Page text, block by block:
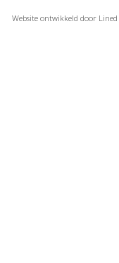
Website ontwikkeld door Lined